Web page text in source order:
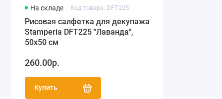
На складе Код товара: DFT225
Рисовая салфетка для декупажа
Stamperia DFT225 "Лаванда",
50х50 см
260.00р.
Купить